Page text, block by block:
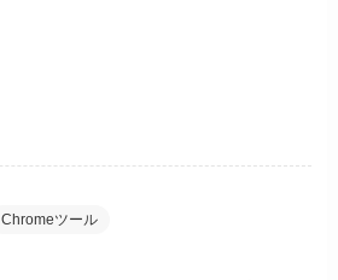
Chromeツール